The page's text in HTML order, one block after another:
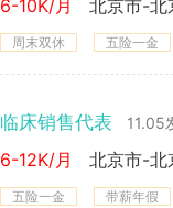
6-10K/月 北京市-北
周末双休 五险一金
临床销售代表 11.05
6-12K/月 北京市-北
五险一金 带薪年假